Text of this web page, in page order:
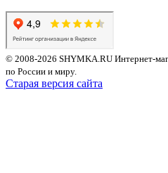
© 2008-2026 SHYMKA.RU Интернет-
по России и миру.
Старая версия сайта